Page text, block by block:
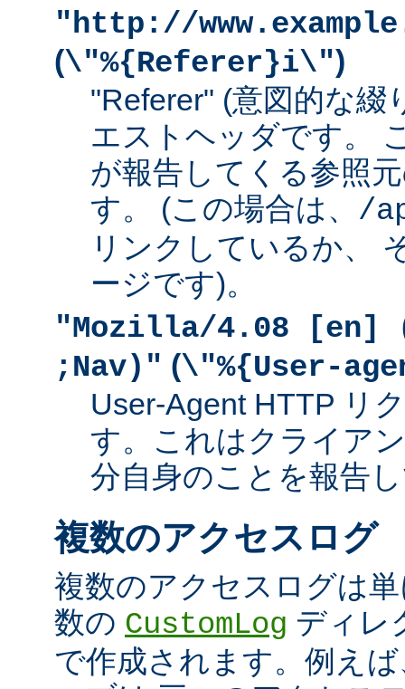
"http://
(\"%{Referer}i\")
"Referer" (意図的な綴
エストヘッダです。
が報告してくる参照
す。 (この場合は、 /
リンクしているか、
ージです)。
"Mozilla/4.08 [en]
;Nav)" (\"%{User-
User-Agent HTTP リ
す。これはクライア
分自身のことを報告
複数のアクセスログ
複数のアクセスログは
数の CustomLog ディレ
で作成されます。例え